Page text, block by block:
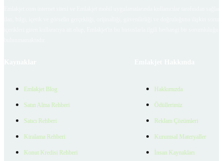
Emlakjet Blog
Satın Alma Rehberi
Satıcı Rehberi
Kiralama Rehberi
Konut Kredisi Rehberi
Hakkımızda
Ödüllerimiz
Reklam Çözümleri
Kurumsal Materyaller
İnsan Kaynakları